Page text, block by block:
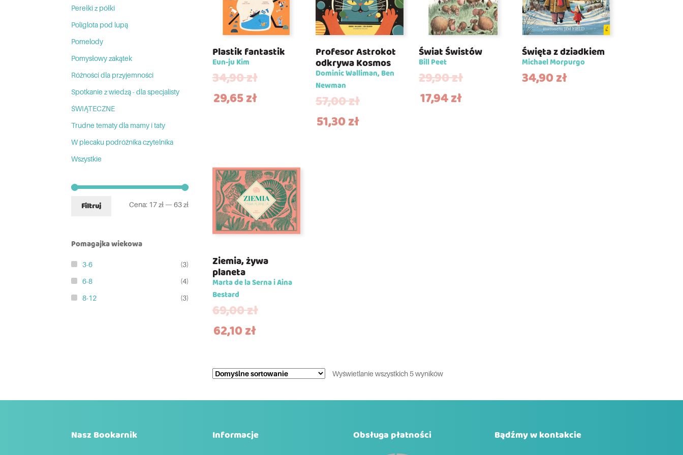
Plastik fantastik
Eun-ju Kim
34,90zł
29,65zł
Profesor Astrokot
odkrywa Kosmos
Dominic Walliman, Ben
Newman
57,00zł
51,30zł
Świat Świstów
Bill Peet
29,90zł
17,94zł
Święta z dziadkiem
Michael Morpurgo
34,90zł
Ziemia, żywa
planeta
Marta de la Serna i Aina
Bestard
69,00zł
62,10zł
Wyświetlanie wszystkich 5 wyników
Perełki z półki
Poliglota pod lupą
Pomelody
Pomysłowy zakątek
Różności dla przyjemności
Spotkanie z wiedzą - dla specjalisty
ŚWIĄTECZNE
Trudne tematy dla mamy i taty
W plecaku podróżnika czytelnika
Wszystkie
Filtruj Cena: 17 zł —63 zł
Pomagajka wiekowa
3-6
(3)
6-8
(4)
8-12
(3)
Nasz Bookarnik Informacje Obsługa płatności Bądźmy w kontakcie